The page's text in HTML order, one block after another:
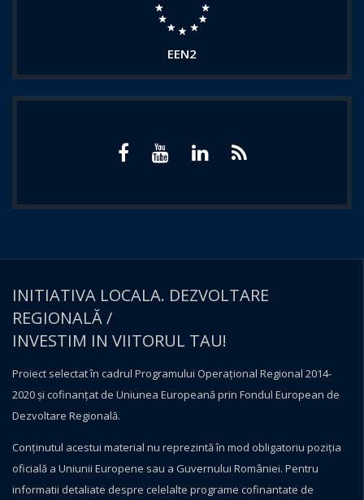
EEN2
INITIATIVA LOCALA. DEZVOLTARE
REGIONALĂ /
INVESTIM IN VIITORUL TAU!
Proiect selectat în cadrul Programului Operațional Regional 2014-
2020 și cofinanțat de Uniunea Europeană prin Fondul European de
Dezvoltare Regională.
Conţinutul acestui material nu reprezintă în mod obligatoriu poziţia
oficială a Uniunii Europene sau a Guvernului României. Pentru
informatii detaliate despre celelalte programe cofinantate de